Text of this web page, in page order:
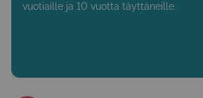
vuotiaille ja 10 vuotta täyttäneille.